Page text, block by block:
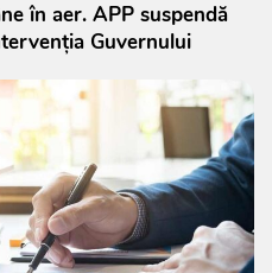
în aer. APP suspendă
Guvernului